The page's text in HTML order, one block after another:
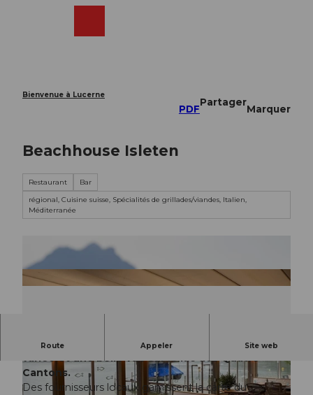
Bienvenue à Lucerne
PDF
Partager
Marquer
Beachhouse Isleten
Restaurant
Bar
régional, Cuisine suisse, Spécialités de grillades/viandes, Italien,
Méditerranée
Route Appeler Site web
La Beachhouse invite à la détente avec une carte
variée et une belle vue sur le lac des Quatre-
Cantons.
Des fournisseurs locaux garnissent la carte du